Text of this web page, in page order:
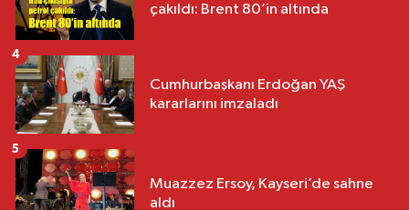
çakıldı: Brent 80’in altında
Cumhurbaşkanı Erdoğan YAŞ
kararlarını imzaladı
4
Muazzez Ersoy, Kayseri’de sahne
aldı
5